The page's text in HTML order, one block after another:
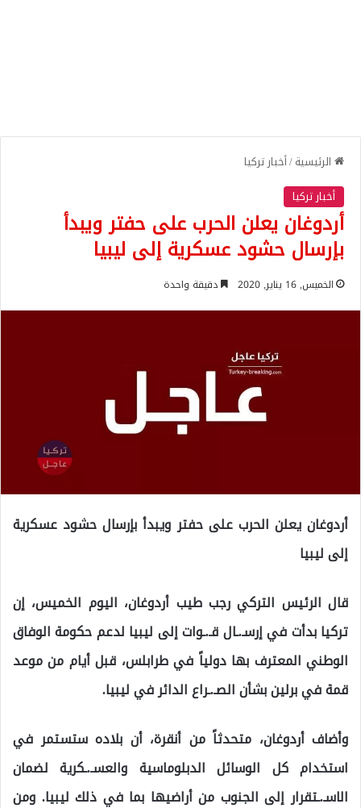
الرئيسية/أخبار تركيا
أخبار تركيا
أردوغان يعلن الحرب على حفتر ويبدأ
بإرسال حشود عسكرية إلى ليبيا
الخميس, 16 يناير, 2020 دقيقة واحدة
أردوغان يعلن الحرب على حفتر ويبدأ بإرسال حشود عسكرية
إلى ليبيا
قال الرئيس التركي رجب طيب أردوغان، اليوم الخميس، إن
تركيا بدأت في إرسـ.ـال قـ.ـوات إلى ليبيا لدعم حكومة الوفاق
الوطني المعترف بها دولياً في طرابلس، قبل أيام من موعد
قمة في برلين بشأن الصـ.ـراع الدائر في ليبيا.
وأضاف أردوغان، متحدثاً من أنقرة، أن بلاده ستستمر في
استخدام كل الوسائل الدبلوماسية والعسـ.ـكرية لضمان
الاسـ.ـتقرار إلى الجنوب من أراضيها بما في ذلك ليبيا. ومن